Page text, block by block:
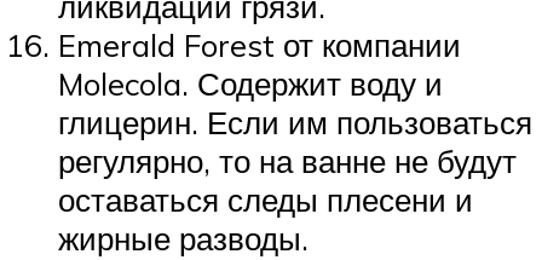
Emerald Forest от компании
Molecola. Содержит воду и
глицерин. Если им пользоваться
регулярно, то на ванне не будут
оставаться следы плесени и
жирные разводы.